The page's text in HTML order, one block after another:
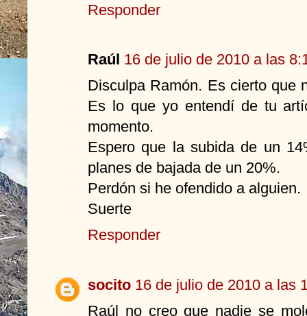
Responder
Raúl 16 de julio de 2010 a las
Disculpa Ramón. Es cierto que
Es lo que yo entendí de tu
momento.
Espero que la subida de un
planes de bajada de un 20%.
Perdón si he ofendido a alguien.
Suerte
Responder
socito 16 de julio de 2010 a las
Raúl no creo que nadie se